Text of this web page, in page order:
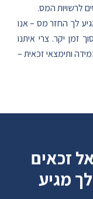
לרשויות המס.
לך החזר מס – אנו
זמן יקר. צרי איתנו
ותימצאי זכאית –
זכאים
מגיע